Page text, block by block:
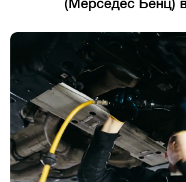
(Мерседес Бенц)